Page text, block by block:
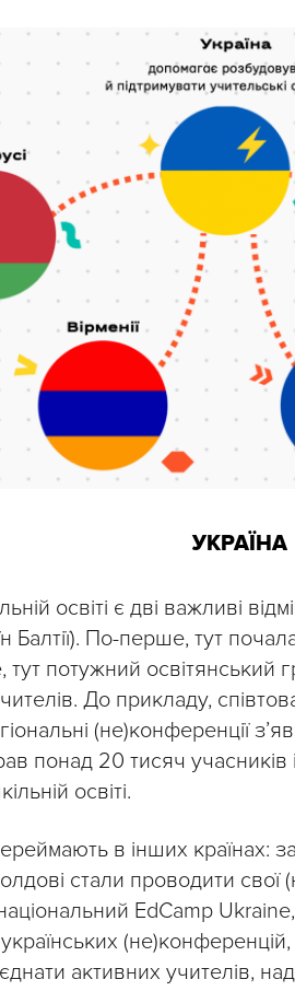
УКРАЇНА
освіті є дві важливі
Балтії). По-перше, тут
потужний освітянський
До прикладу,
(не)конференції
понад 20 тисяч учасників
освіті.
в інших країнах:
стали проводити
EdCamp
активних учителів,